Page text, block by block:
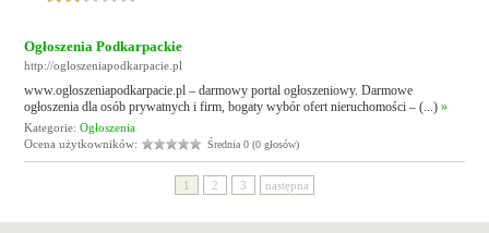
Ogłoszenia Podkarpackie
http://ogloszeniapodkarpacie.pl
www.ogloszeniapodkarpacie.pl – darmowy portal ogłoszeniowy. Darmowe
ogłoszenia dla osób prywatnych i firm, bogaty wybór ofert nieruchomości – (...)»
Kategorie:Ogłoszenia
Ocena użytkowników:
Średnia 0 (0 głosów)
1 2 3 następna